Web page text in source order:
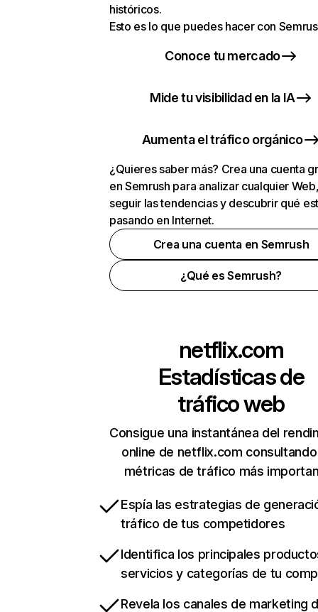
históricos.
Esto es lo que puedes hacer con
Conoce tu mercado
Mide tu visibilidad en la IA
Aumenta el tráfico orgánico
¿Quieres saber más? Crea una cuenta
en Semrush para analizar cualquier
seguir las tendencias y descubrir qué
pasando en Internet.
Crea una cuenta en Semrush
¿Qué es Semrush?
netflix.com
Estadísticas de
tráfico web
Consigue una instantánea del
online de netflix.com
métricas de tráfico más
Espía las estrategias de
tráfico de tus competidores
Identifica los principales
servicios y categorías de tu
Revela los canales de marketing